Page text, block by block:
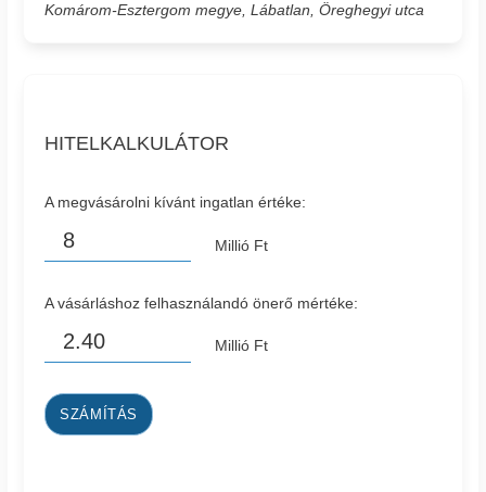
Komárom-Esztergom megye, Lábatlan, Öreghegyi utca
HITELKALKULÁTOR
A megvásárolni kívánt ingatlan értéke:
Millió Ft
A vásárláshoz felhasználandó önerő mértéke:
Millió Ft
SZÁMÍTÁS